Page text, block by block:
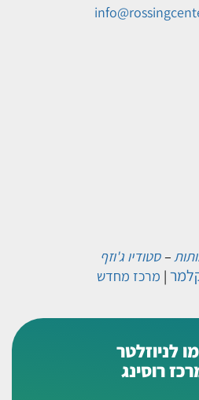
–סטודיו ג'וזף
|מרכז מחדש
לניוזלטר
רוסינג